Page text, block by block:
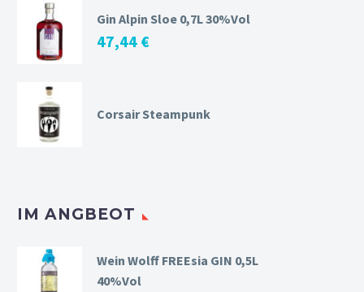
Gin Alpin Sloe 0,7L 30%Vol
47,44 €
Corsair Steampunk
IM ANGBEOT
Wein Wolff FREEsia GIN 0,5L
40%Vol